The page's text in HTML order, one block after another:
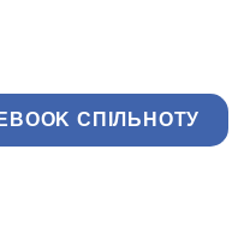
СПІЛЬНОТУ